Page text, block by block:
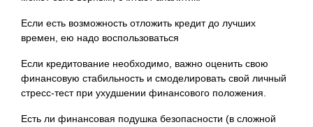
Если есть возможность отложить кредит до лучших
времен, ею надо воспользоваться
Если кредитование необходимо, важно оценить свою
финансовую стабильность и смоделировать свой личный
стресс-тест при ухудшении финансового положения.
Есть ли финансовая подушка безопасности (в сложной